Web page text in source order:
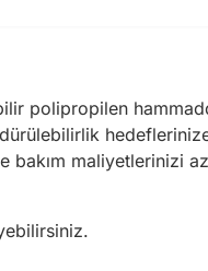
polipropilen
bakım maliyetlerinizi